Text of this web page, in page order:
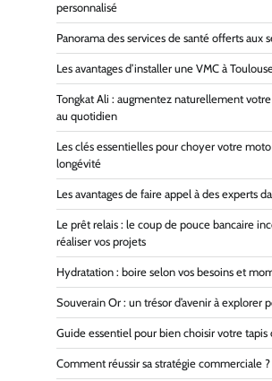
personnalisé
Panorama des services de santé offerts aux
Les avantages d’installer une VMC à
Tongkat Ali : augmentez naturellement
au quotidien
Les clés essentielles pour choyer votre
longévité
Les avantages de faire appel à des experts
Le prêt relais : le coup de pouce bancaire
réaliser vos projets
Hydratation : boire selon vos besoins et
Souverain Or : un trésor d’avenir à explorer
Guide essentiel pour bien choisir votre tapis
Comment réussir sa stratégie commerciale ?